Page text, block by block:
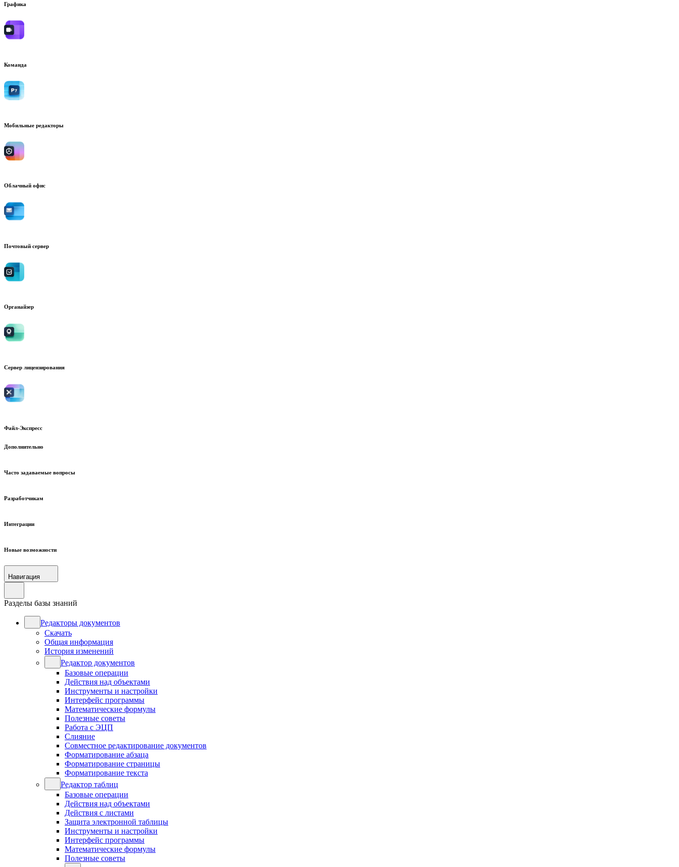
Графика
Команда
Мобильные редакторы
Облачный офис
Почтовый сервер
Органайзер
Сервер лицензирования
Файл-Экспресс
Дополнительно
Часто задаваемые вопросы
Разработчикам
Интеграции
Новые возможности
Навигация
Разделы базы знаний
Редакторы документов
Скачать
Общая информация
История изменений
Редактор документов
Базовые операции
Действия над объектами
Инструменты и настройки
Интерфейс программы
Математические формулы
Полезные советы
Работа с ЭЦП
Слияние
Совместное редактирование документов
Форматирование абзаца
Форматирование страницы
Форматирование текста
Редактор таблиц
Базовые операции
Действия над объектами
Действия с листами
Защита электронной таблицы
Инструменты и настройки
Интерфейс программы
Математические формулы
Полезные советы